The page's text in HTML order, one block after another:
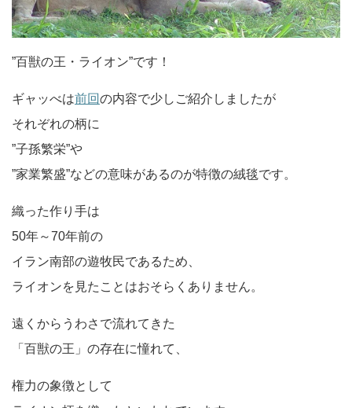
”百獣の王・ライオン”です！
ギャッべは前回の内容で少しご紹介しましたが
それぞれの柄に
”子孫繁栄”や
”家業繁盛”などの意味があるのが特徴の絨毯です。
織った作り手は
50年～70年前の
イラン南部の遊牧民であるため、
ライオンを見たことはおそらくありません。
遠くからうわさで流れてきた
「百獣の王」の存在に憧れて、
権力の象徴として